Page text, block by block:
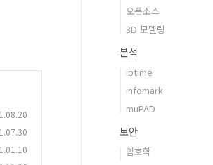
오픈소스
3D 모델링
분석
iptime
infomark
muPAD
보안
암호학